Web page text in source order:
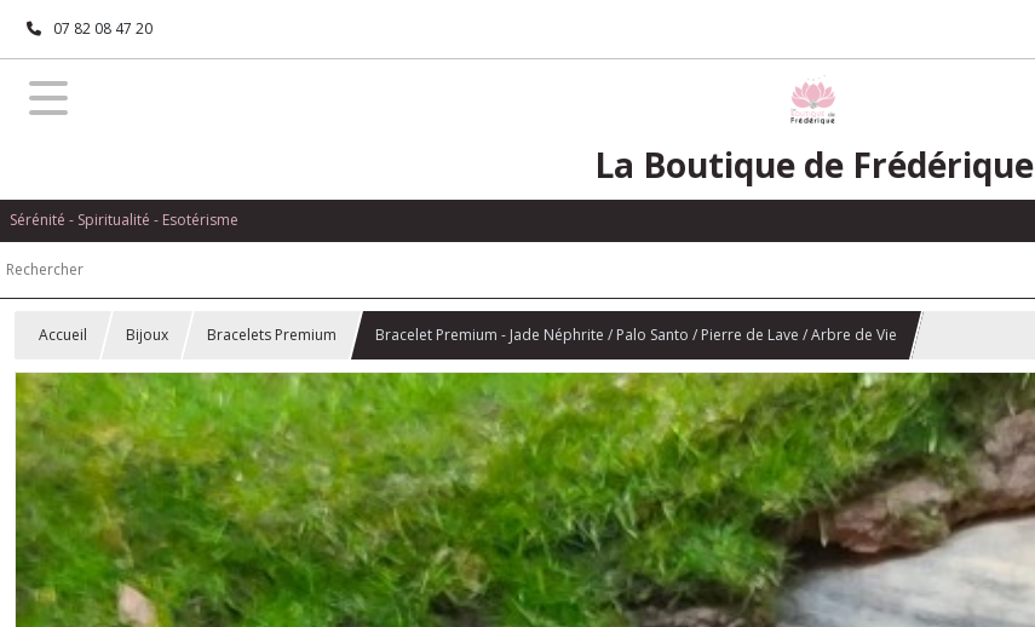
07 82 08 47 20
La Boutique de Frédérique
Sérénité - Spiritualité - Esotérisme
Accueil Bijoux Bracelets Premium Bracelet Premium - Jade Néphrite / Palo Santo / Pierre de Lave / Arbre de Vie